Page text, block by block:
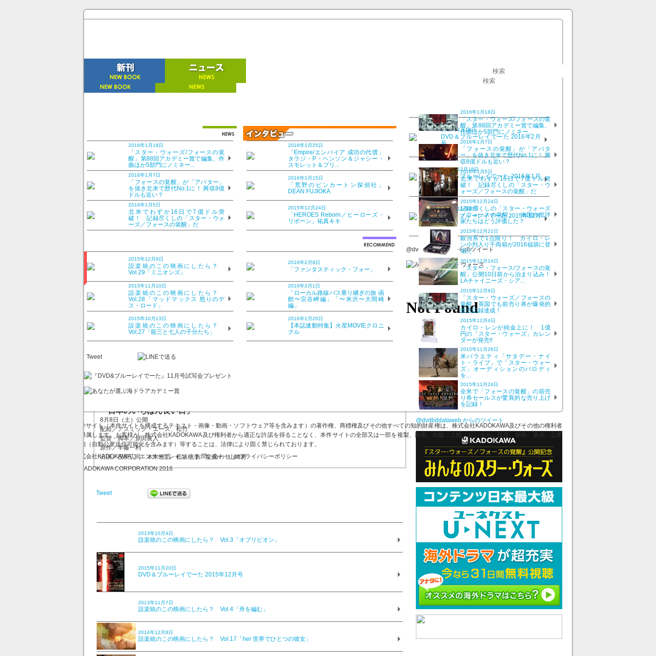
2016年1月18日
「スター・ウォーズ/フォースの覚
醒」第88回アカデミー賞で編集、作
曲ほか5部門にノミネー...
2016年1月7日
「フォースの覚醒」が「アバター」
を抜き北米で歴代No.1に！ 興収8億
ドルも近い？
2016年1月5日
北米でわずか16日で7億ドル突
破！ 記録尽くしの「スター・ウォ
ーズ／フォースの覚醒」だ
2016年1月25日
「Empire/エンパイア 成功の代償」
タラジ・P・ヘンソン＆ジャシー・
スモレット＆ブリ...
2016年1月15日
「荒野のピンカートン探偵社」
DEAN FUJIOKA
2015年12月24日
「HEROES Reborn／ヒーローズ・
リボーン」祐真キキ
2015年12月9日
設楽統のこの映画にしたら？
Vol.29「ミニオンズ」
2015年11月10日
設楽統のこの映画にしたら？
Vol.28「マッドマックス 怒りのデ
ス・ロード」
2015年10月13日
設楽統のこの映画にしたら？
Vol.27「龍三と七人の子分たち」
2016年2月8日
「ファンタスティック・フォー」
2016年2月1日
「ローカル路線バス乗り継ぎの旅 函
館〜宗谷岬編」「〜米沢〜大間崎
編」
2016年1月20日
【本誌連動特集】火星MOVIEクロニ
クル
Tweet
2016年1月18日
DVD＆ブルーレイでーた 2016年2月
号
2015年12月18日
DVD＆ブルーレイでーた 2016年1月
号
2015年11月20日
DVD＆ブルーレイでーた 2015年12月
号
@dvdbddataweb からのツイート
本件サイト（本件サイトを構成するテキスト・画像・動画・ソフトウェア等を含みます）の著作権、商標権及びその他すべての知的財産権は、株式会社KADOKAWA及びその他の権利者
に帰属します。お客様が、株式会社KADOKAWA及び権利者から適正な許諾を得ることなく、本件サイトの全部又は一部を複製、翻案、出版、上映、レンタル、販売、頒布、展示、公衆
送信（自動公衆送信可能化を含みます）等することは、法律により固く禁じられております。
株式会社KADOKAWA ｜ エンターブレイン ｜ お問い合わせ ｜ プライバシーポリシー
© KADOKAWA CORPORATION 2016
日本の未来を決定づけた、激動の日々を描いた人間ドラマ
「日本のいちばん長い日」完成報告会見
2015年5月21日
5月20日、コンラッド東京で行なわれた映画「日本のいちばん長い日」（8月8日全国公開）の完成報告会見に、役所広
司、本木雅弘、松坂桃李、堤真一、そして映画を手掛けた原田眞人監督が出席。同作品に込めた思いを語った。
太平洋戦争末期、連合国軍によって日本国に突きつけられた「ポツダム宣言」の受諾要求。降伏すべきか、一億玉砕す
るまで戦いぬくべきか…。連日連夜、鈴木貫太郎内閣総理大臣（山﨑努）を中心に閣議が開かれるものの結論は出ず、
苦悩する陸軍大臣・阿南惟幾（役所広司）ほか閣僚たち。そして、日本国民を案じ、後に戦争終結の聖断を下すことと
なる天皇陛下（本木雅弘）。一方、畑中健二少佐（松坂桃李）ら青年将校は、徹底抗戦すべきと密かにクーデターを計
画していた。終戦前夜の日本で何が起きたのか。その知られざる運命の日、8月15日を迎えるまでを描きだした大作
だ。
「私の記念碑的作品となりました。半藤一利の原作を読み、いつか正しい形で映画化したいと思っていた。その思いを
すばらしいキャストと共に実現できました。ぜひ多くの方に観ていただきたいです」と原田監督。天皇陛下役の本木は
「観た方にお叱りを受けるかもしれない。恐れ多くて逃げ出したくも、（この役を）逃したくないという気持ちでし
た。そんな時、義母（樹木希林）の一言が私の背中を押してくれたんです」と難しい役どころへ挑戦するまでの経緯を
告白した。役所も続けて「阿南は岡本喜八監督が手掛けた『日本の〜』（’67）で、三船敏郎さんが演じられていた
役。とてもプレッシャーを感じていました。でも、原田監督に頼まれては断れない。今いちばん油の乗った監督だし、
戦後70年の今、こうしてこのような作品に参加できたことはとても幸せです」と幾度も原田組へ参加している役所が心
会見の詳細なコメント、および原田眞人監督、役所広司、松坂桃李による鼎談特集記事は、7月20日発売の『DVD&ブ
ルーレイでーた8月号』にて。
「日本のいちばん長い日」
8月8日（土）公開
配給／アスミック・エース、松竹
監督・脚本／原田眞人
原作／半藤一利
出演／役所広司 本木雅弘 松坂桃李 堤真一 山﨑努
Tweet
2013年10月4日
設楽統のこの映画にしたら？ Vol.3「オブリビオン」
2015年11月20日
DVD＆ブルーレイでーた 2015年12月号
2013年11月7日
設楽統のこの映画にしたら？ Vol.4「舟を編む」
2014年12月8日
設楽統のこの映画にしたら？ Vol.17「her 世界でひとつの彼女」
2016年1月18日
「スター・ウォーズ/フォースの覚
醒」第88回アカデミー賞で編集、
作曲ほか5部門にノミネー...
2016年1月7日
「フォースの覚醒」が「アバタ
ー」を抜き北米で歴代No.1に！ 興
収8億ドルも近い？
2016年1月5日
北米でわずか16日で7億ドル突
破！ 記録尽くしの「スター・ウ
ォーズ／フォースの覚醒」だ
2015年12月24日
記録尽くしの「スター・ウォーズ
／フォースの覚醒」 米国の批評
家たちはどう評価した？
2015年12月21日
銀河系で1点限り！ カイロ・レ
ン小判入り千両箱が2016福袋に登
場だ
2015年12月14日
「スター・フォース/フォースの覚
醒」公開10日前から泊まり込み！
LAチャイニーズ・シア...
2015年12月9日
「スター・ウォーズ／フォースの
覚醒」英国でも前売り券が爆発的
販売記録達成！
2015年12月4日
カイロ・レンが純金上に！ 1億
円の「スター・ウォーズ」カレン
ダーが発売!!
2015年11月26日
米バラエティ「サタデー・ナイ
ト・ライブ」で「スター・ウォー
ズ」オーディションのパロディ
を...
2015年11月24日
全米で「フォースの覚醒」の前売
り券セールスが驚異的な売り上げ
を記録！
@dvdbddataweb からのツイート